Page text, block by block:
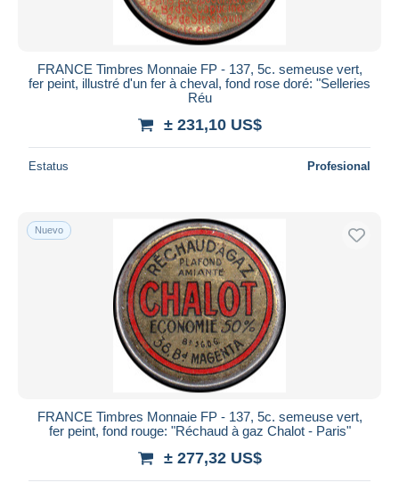
FRANCE Timbres Monnaie FP - 137, 5c. semeuse vert,
fer peint, illustré d'un fer à cheval, fond rose doré: "Selleries
Réu
± 231,10 US$
Estatus Profesional
Nuevo
FRANCE Timbres Monnaie FP - 137, 5c. semeuse vert,
fer peint, fond rouge: "Réchaud à gaz Chalot - Paris"
± 277,32 US$